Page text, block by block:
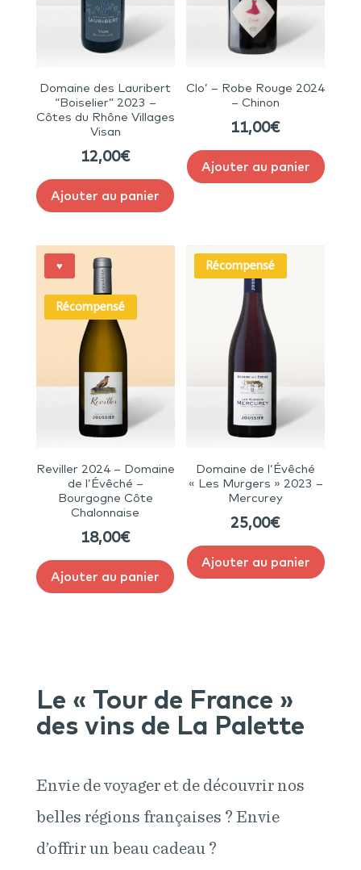
Domaine des Lauribert
“Boiselier” 2023 –
Côtes du Rhône Villages
Visan
12,00€
Ajouter au panier
Clo’ – Robe Rouge 2024
– Chinon
11,00€
Ajouter au panier
♥
Récompensé
Reviller 2024 – Domaine
de l’Évêché –
Bourgogne Côte
Chalonnaise
18,00€
Ajouter au panier
Récompensé
Domaine de l’Évêché
« Les Murgers » 2023 –
Mercurey
25,00€
Ajouter au panier
Le « Tour de France »
des vins de La Palette
Envie de voyager et de découvrir nos
belles régions françaises ? Envie
d’offrir un beau cadeau ?